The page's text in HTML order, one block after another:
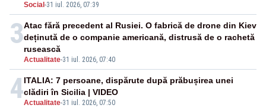
Social -31 iul. 2026, 07:39
3
Actualitate-31 iul. 2026, 07:40
Atac fără precedent al Rusiei. O fabrică de drone din Kiev
deținută de o companie americană, distrusă de o rachetă
rusească
4Actualitate-31 iul. 2026, 07:50
ITALIA: 7 persoane, dispărute după prăbușirea unei
clădiri în Sicilia | VIDEO